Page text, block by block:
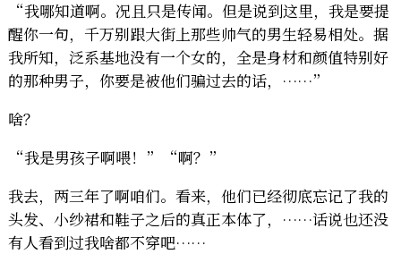
“我哪知道啊。况且只是传闻。但是说到这里，我是要提
醒你一句，千万别跟大街上那些帅气的男生轻易相处。据
我所知，泛系基地没有一个女的，全是身材和颜值特别好
的那种男子，你要是被他们骗过去的话，……”
啥？
“我是男孩子啊喂！”“啊？”
我去，两三年了啊咱们。看来，他们已经彻底忘记了我的
头发、小纱裙和鞋子之后的真正本体了，……话说也还没
有人看到过我啥都不穿吧……